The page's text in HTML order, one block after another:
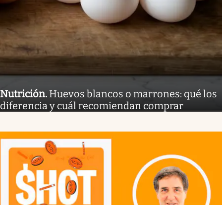
Nutrición. Huevos blancos o marrones: qué los
diferencia y cuál recomiendan comprar